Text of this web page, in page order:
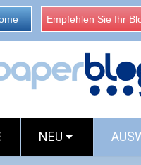
Empfehlen Sie Ihr
NEU